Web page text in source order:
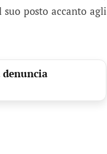
posto accanto agli